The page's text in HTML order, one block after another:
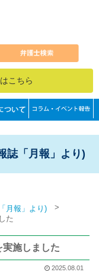
はこちら
誌「月報」より)
月報」より) >
た
施しました
2025.08.01